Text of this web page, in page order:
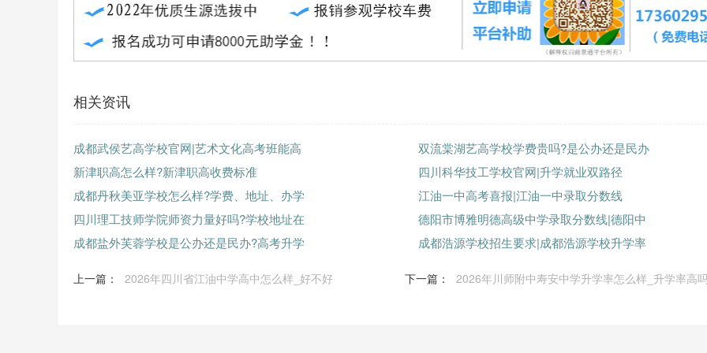
相关资讯
成都武侯艺高学校官网|艺术文化高考班能高
双流棠湖艺高学校学费贵吗?是公办还是民办
新津职高怎么样?新津职高收费标准
四川科华技工学校官网|升学就业双路径
成都丹秋美亚学校怎么样?学费、地址、办学
江油一中高考喜报|江油一中录取分数线
四川理工技师学院师资力量好吗?学校地址在
德阳市博雅明德高级中学录取分数线|德阳中
成都盐外芙蓉学校是公办还是民办?高考升学
成都浩源学校招生要求|成都浩源学校升学率
上一篇： 2026年四川省江油中学高中怎么样_好不好 下一篇： 2026年川师附中寿安中学升学率怎么样_升学率高